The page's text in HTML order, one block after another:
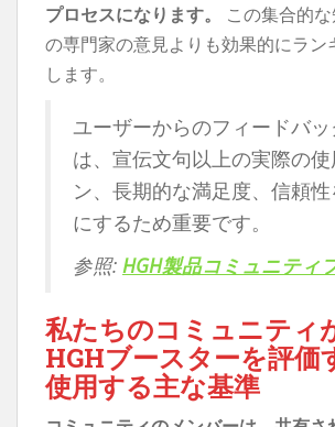
プロセスになります。
この集合的
の専門家の意見よりも効果的にラン
します。
ユーザーからのフィードバ
は、宣伝文句以上の実際の
ン、長期的な満足度、信頼
にするため重要です。
参照: HGH製品コミュニティ
私たちのコミュニティ
HGHブースターを評価
使用する主な基準